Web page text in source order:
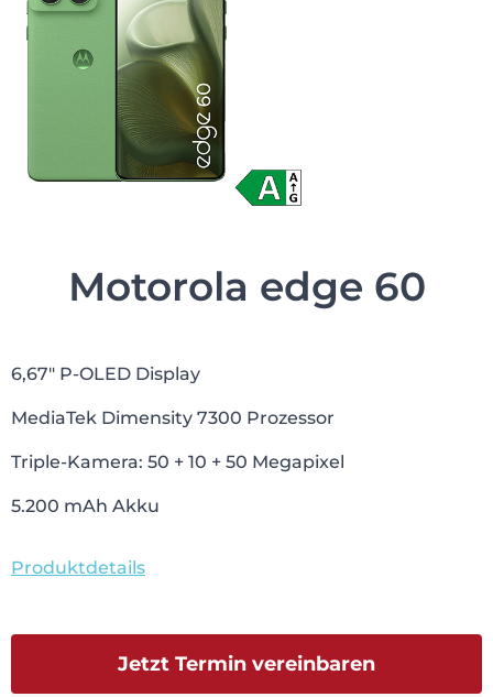
Motorola edge 60
6,67″ P-OLED Display
MediaTek Dimensity 7300 Prozessor
Triple-Kamera: 50 + 10 + 50 Megapixel
5.200 mAh Akku
Produktdetails
Jetzt Termin vereinbaren